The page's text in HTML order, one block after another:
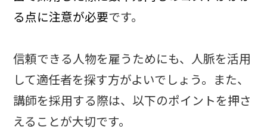
る点に注意が必要です。
信頼できる人物を雇うためにも、人脈を活用
して適任者を探す方がよいでしょう。また、
講師を採用する際は、以下のポイントを押さ
えることが大切です。